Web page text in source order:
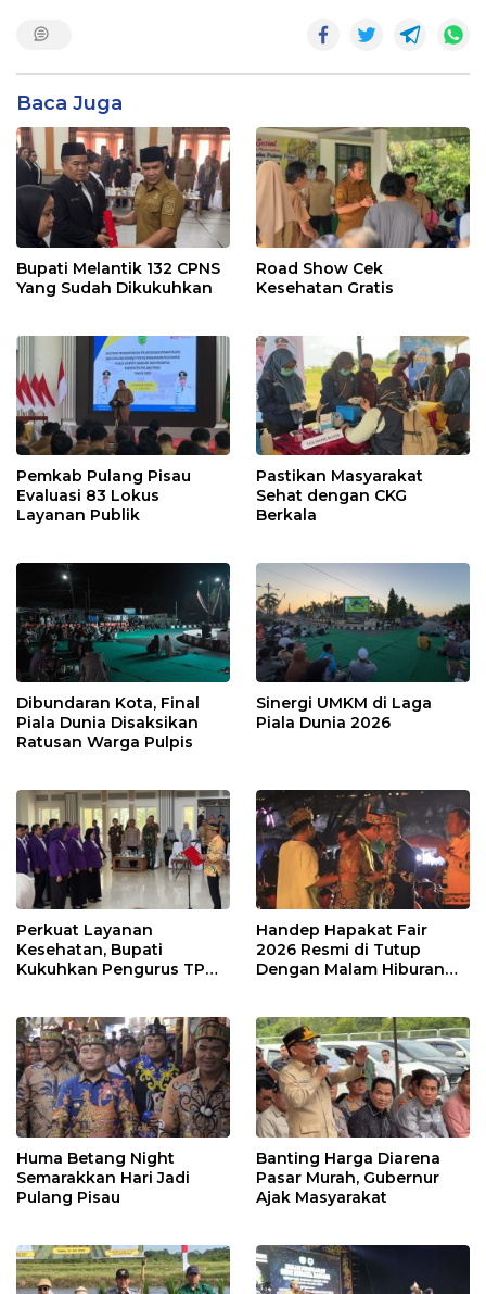
Baca Juga
Bupati Melantik 132 CPNS
Yang Sudah Dikukuhkan
Road Show Cek
Kesehatan Gratis
Pemkab Pulang Pisau
Evaluasi 83 Lokus
Layanan Publik
Pastikan Masyarakat
Sehat dengan CKG
Berkala
Dibundaran Kota, Final
Piala Dunia Disaksikan
Ratusan Warga Pulpis
Sinergi UMKM di Laga
Piala Dunia 2026
Perkuat Layanan
Kesehatan, Bupati
Kukuhkan Pengurus TP
Handep Hapakat Fair
2026 Resmi di Tutup
Dengan Malam Hiburan
Huma Betang Night
Semarakkan Hari Jadi
Pulang Pisau
Banting Harga Diarena
Pasar Murah, Gubernur
Ajak Masyarakat